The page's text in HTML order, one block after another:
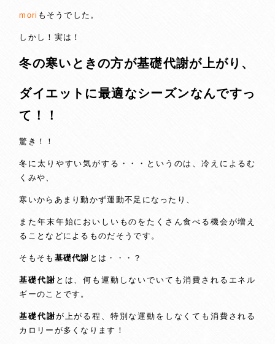
mori もそうでした。
しかし！実は！
冬の寒いときの方が基礎代謝が上がり、
ダイエットに最適なシーズンなんですっ
て！！
驚き！！
冬に太りやすい気がする・・・というのは、冷えによるむ
くみや、
寒いからあまり動かず運動不足になったり、
また年末年始においしいものをたくさん食べる機会が増え
ることなどによるものだそうです。
そもそも 基礎代謝 とは・・・？
基礎代謝 とは、何も運動しないでいても消費されるエネル
ギーのことです。
基礎代謝が上がる程、特別な運動をしなくても消費される
カロリーが多くなります！